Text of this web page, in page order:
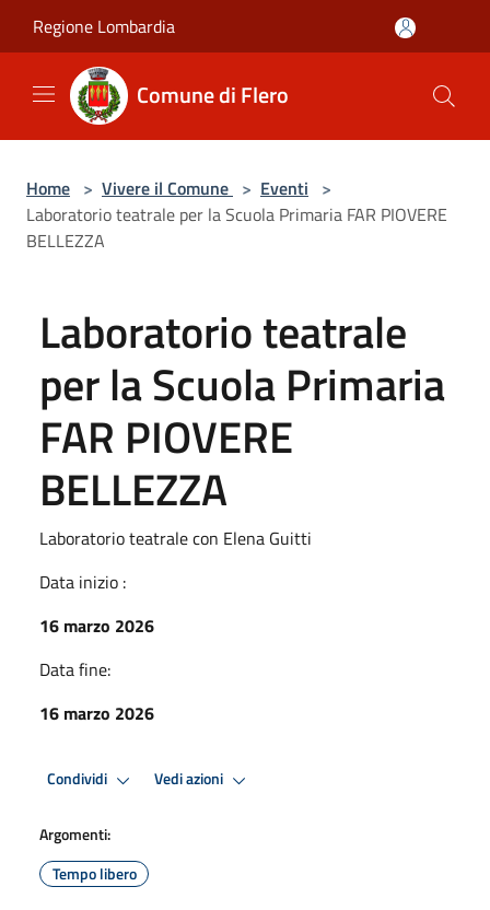
Regione Lombardia
Comune di Flero
Home > Vivere il Comune > Eventi >
Laboratorio teatrale per la Scuola Primaria FAR PIOVERE
BELLEZZA
Laboratorio teatrale
per la Scuola Primaria
FAR PIOVERE
BELLEZZA
Laboratorio teatrale con Elena Guitti
Data inizio :
16 marzo 2026
Data fine:
16 marzo 2026
Condividi Vedi azioni
Argomenti:
Tempo libero